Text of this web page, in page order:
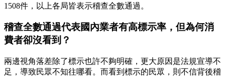
1508件，以上各局皆表示稽查全數通過。
稽查全數通過代表國內業者有高標示率，但為何消
費者卻沒看到？
兩邊視角落差除了標示也許不夠明確，更大原因是法規宣導不
足，導致民眾不知往哪看。而看到標示的民眾，則不信背後稽